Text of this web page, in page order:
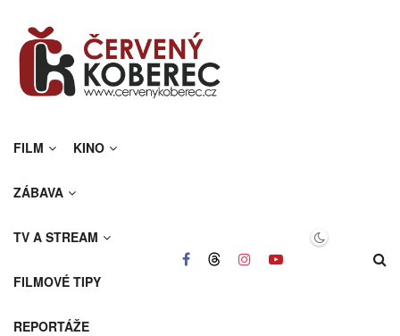
FILM KINO
ZÁBAVA
TV A STREAM
FILMOVÉ TIPY
REPORTÁŽE